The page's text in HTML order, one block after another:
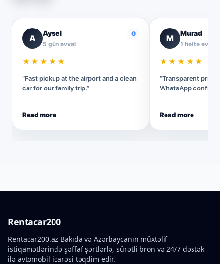
A
Aysel
5 gün əvvəl
G
★★★★★
“Fast pickup at the airport and a clean
car for our family trip.”
Read more
M
Murad
1 həftə əvvəl
★★★★★
“Transparent
WhatsApp
Read more
Rentacar200
Rentacar200.az Bakıda və Azərbaycanın müxtəlif
istiqamətlərində şəffaf şərtlərlə, sürətli bron və 24/7 dəstək
ilə avtomobil icarəsi təqdim edir.